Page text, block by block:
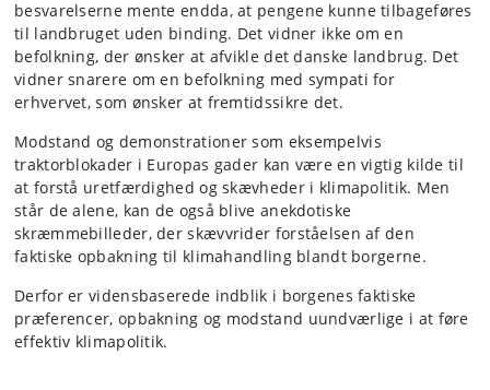
besvarelserne mente endda, at pengene kunne tilbageføres
til landbruget uden binding. Det vidner ikke om en
befolkning, der ønsker at afvikle det danske landbrug. Det
vidner snarere om en befolkning med sympati for
erhvervet, som ønsker at fremtidssikre det.
Modstand og demonstrationer som eksempelvis
traktorblokader i Europas gader kan være en vigtig kilde til
at forstå uretfærdighed og skævheder i klimapolitik. Men
står de alene, kan de også blive anekdotiske
skræmmebilleder, der skævvrider forståelsen af den
faktiske opbakning til klimahandling blandt borgerne.
Derfor er vidensbaserede indblik i borgenes faktiske
præferencer, opbakning og modstand uundværlige i at føre
effektiv klimapolitik.